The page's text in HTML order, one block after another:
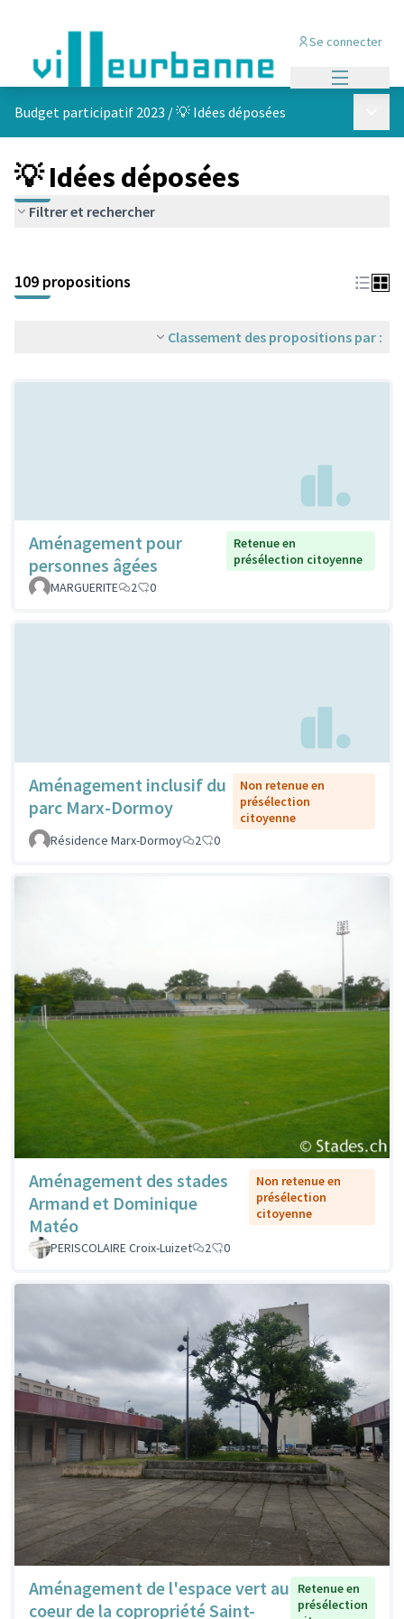
Se connecter
Budget participatif 2023 /💡 Idées déposées
💡 Idées déposées
Filtrer et rechercher
+
−
109 propositions
Classement des propositions par :
Aménagement pour
personnes âgées
Retenue en
présélection citoyenne
MARGUERITE
2 0
Aménagement inclusif du
parc Marx-Dormoy
Non retenue en
présélection
citoyenne
Résidence Marx-Dormoy
2 0
Aménagement des stades
Armand et Dominique
Matéo
Non retenue en
présélection
citoyenne
PERISCOLAIRE Croix-Luizet 2 0
Aménagement de l'espace vert au
coeur de la copropriété Saint-
Retenue en
présélection